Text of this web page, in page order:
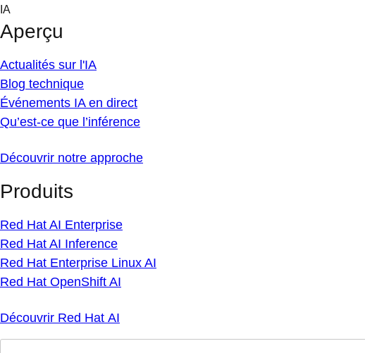
Skip
content
IA
Aperçu
Actualités sur l'IA
Blog technique
Événements IA en direct
Qu’est-ce que l’inférence
Découvrir notre approche
Produits
Red Hat AI Enterprise
Red Hat AI Inference
Red Hat Enterprise Linux AI
Red Hat OpenShift AI
Découvrir Red Hat AI